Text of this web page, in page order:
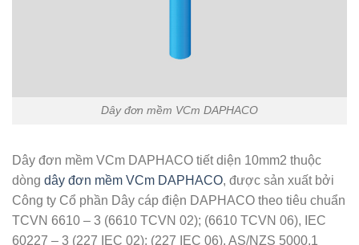
Dây đơn mềm VCm DAPHACO
Dây đơn mềm VCm DAPHACO tiết diện 10mm2 thuộc
dòng dây đơn mềm VCm DAPHACO, được sản xuất bởi
Công ty Cổ phần Dây cáp điện DAPHACO theo tiêu chuẩn
TCVN 6610 – 3 (6610 TCVN 02); (6610 TCVN 06), IEC
60227 – 3 (227 IEC 02); (227 IEC 06), AS/NZS 5000.1